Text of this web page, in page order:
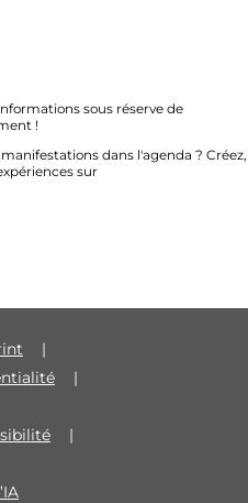
sous réserve de
!
dans l'agenda ? Créez,
sur